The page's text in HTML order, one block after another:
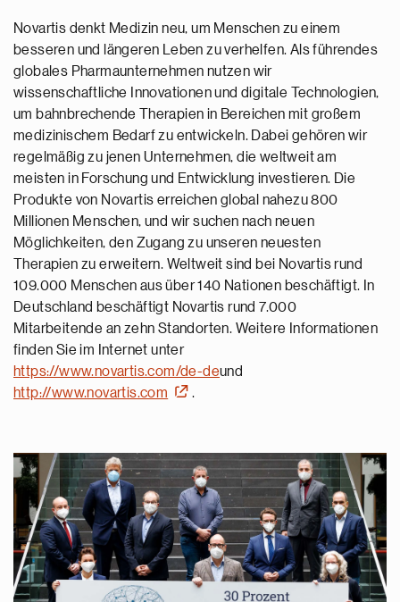
Novartis denkt Medizin neu, um Menschen zu einem
besseren und längeren Leben zu verhelfen. Als führendes
globales Pharmaunternehmen nutzen wir
wissenschaftliche Innovationen und digitale Technologien,
um bahnbrechende Therapien in Bereichen mit großem
medizinischem Bedarf zu entwickeln. Dabei gehören wir
regelmäßig zu jenen Unternehmen, die weltweit am
meisten in Forschung und Entwicklung investieren. Die
Produkte von Novartis erreichen global nahezu 800
Millionen Menschen, und wir suchen nach neuen
Möglichkeiten, den Zugang zu unseren neuesten
Therapien zu erweitern. Weltweit sind bei Novartis rund
109.000 Menschen aus über 140 Nationen beschäftigt. In
Deutschland beschäftigt Novartis rund 7.000
Mitarbeitende an zehn Standorten. Weitere Informationen
finden Sie im Internet unter
https://www.novartis.com/de-deund
http://www.novartis.com
.